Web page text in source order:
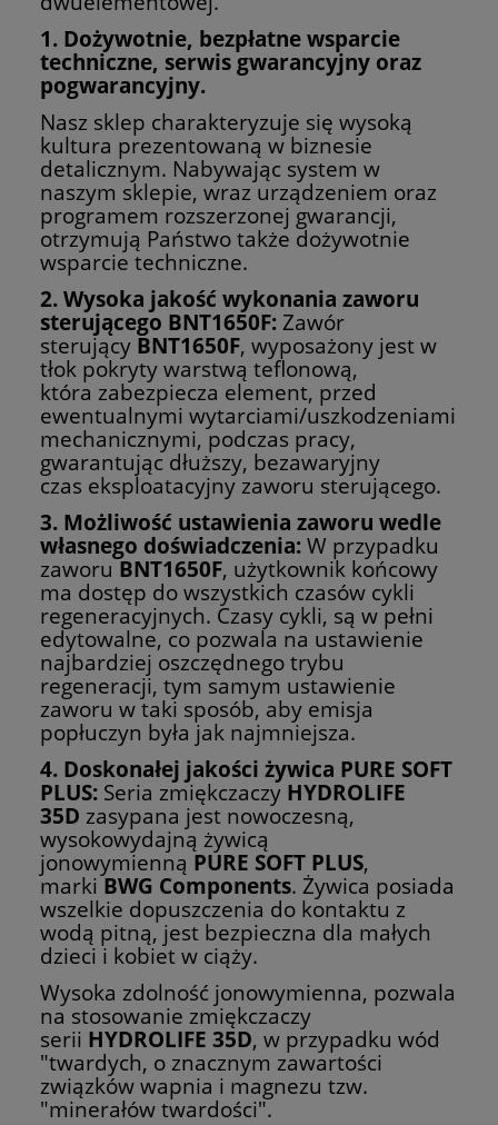
1. Dożywotnie, bezpłatne wsparcie
techniczne, serwis gwarancyjny oraz
pogwarancyjny.
Nasz sklep charakteryzuje się wysoką
kultura prezentowaną w biznesie
detalicznym. Nabywając system w
naszym sklepie, wraz urządzeniem oraz
programem rozszerzonej gwarancji,
otrzymują Państwo także dożywotnie
wsparcie techniczne.
2. Wysoka jakość wykonania zaworu
sterującego BNT1650F: Zawór
sterujący BNT1650F, wyposażony jest w
tłok pokryty warstwą teflonową,
która zabezpiecza element, przed
ewentualnymi wytarciami/uszkodzeniami
mechanicznymi, podczas pracy,
gwarantując dłuższy, bezawaryjny
czas eksploatacyjny zaworu sterującego.
3. Możliwość ustawienia zaworu wedle
własnego doświadczenia: W przypadku
zaworu BNT1650F, użytkownik końcowy
ma dostęp do wszystkich czasów cykli
regeneracyjnych. Czasy cykli, są w pełni
edytowalne, co pozwala na ustawienie
najbardziej oszczędnego trybu
regeneracji, tym samym ustawienie
zaworu w taki sposób, aby emisja
popłuczyn była jak najmniejsza.
4. Doskonałej jakości żywica PURE SOFT
PLUS: Seria zmiękczaczy HYDROLIFE
35D zasypana jest nowoczesną,
wysokowydajną żywicą
jonowymienną PURE SOFT PLUS,
marki BWG Components. Żywica posiada
wszelkie dopuszczenia do kontaktu z
wodą pitną, jest bezpieczna dla małych
dzieci i kobiet w ciąży.
Wysoka zdolność jonowymienna, pozwala
na stosowanie zmiękczaczy
serii HYDROLIFE 35D, w przypadku wód
"twardych, o znacznym zawartości
związków wapnia i magnezu tzw.
"minerałów twardości".